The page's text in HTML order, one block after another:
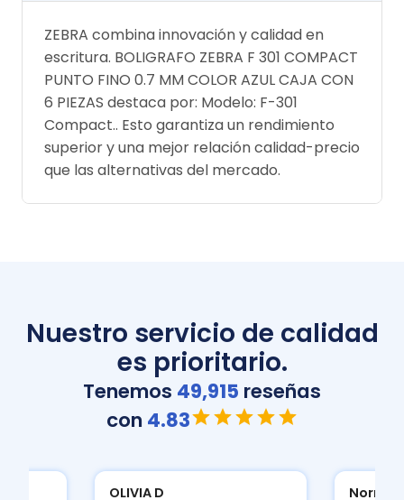
ZEBRA combina innovación y calidad en
escritura. BOLIGRAFO ZEBRA F 301 COMPACT
PUNTO FINO 0.7 MM COLOR AZUL CAJA CON
6 PIEZAS destaca por: Modelo: F-301
Compact.. Esto garantiza un rendimiento
superior y una mejor relación calidad-precio
que las alternativas del mercado.
Nuestro servicio de calidad
es prioritario.
Tenemos 49,915 reseñas
con 4.83
Normatividad A